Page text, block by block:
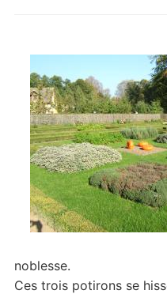
noblesse.
Ces trois potirons se